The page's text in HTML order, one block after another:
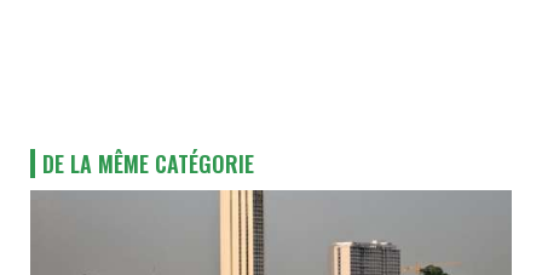
DE LA MÊME CATÉGORIE